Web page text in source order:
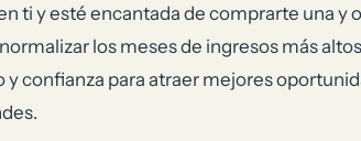
ti y esté encantada de comprarte una y
los meses de ingresos más
confianza para atraer mejores